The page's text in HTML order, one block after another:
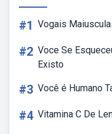
#1 Vogais
#2 Voce Se
Existo
#3 Você é Humano
#4 Vitamina C De